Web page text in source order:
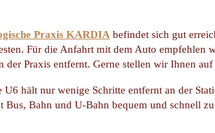
Praxis KARDIA befindet sich gut
Für die Anfahrt mit dem Auto empfehlen
der Praxis entfernt. Gerne stellen wir Ihnen
hält nur wenige Schritte entfernt an der
Bus, Bahn und U-Bahn bequem und schnell